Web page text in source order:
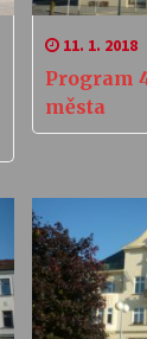
11. 1. 2018
Program
města